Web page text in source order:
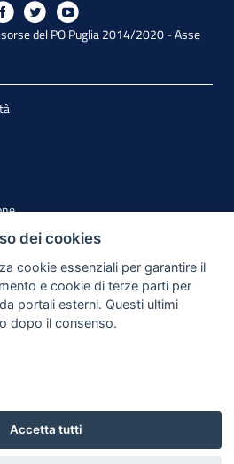
del PO Puglia 2014/2020 - Asse
Puglia
dei cookies
cookie essenziali per garantire il
e cookie di terze parti per
portali esterni. Questi ultimi
dopo il consenso.
Accetta tutti